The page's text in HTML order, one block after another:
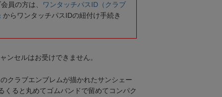
員の方は、
ワンタッチパスID（クラブ
からワンタッチパスIDの紐付け手続き
ンセルはお受けできません。
クラブエンブレムが描かれたサンシェー
くると丸めてゴムバンドで留めてコンパク